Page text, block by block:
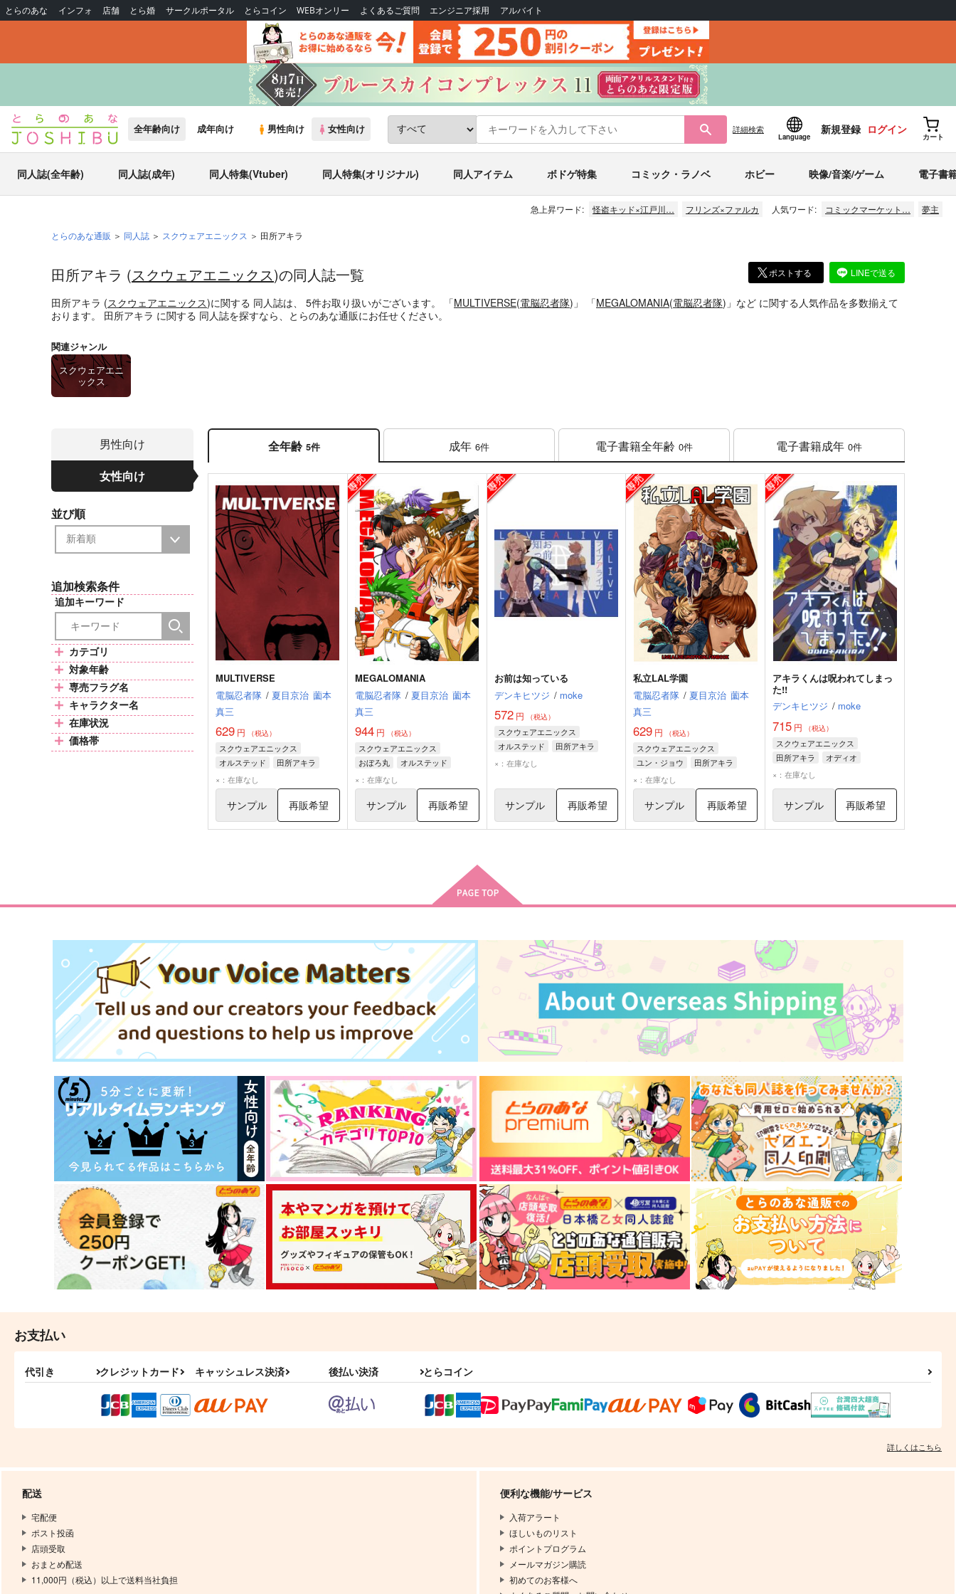
とらのあな インフォ 店舗 とら婚 サークルポータル とらコイン WEBオンリー よくあるご質問 エンジニア採用 アルバイト
全年齢向け 成年向け 男性向け 女性向け 詳細検索
Language
新規登録 ログイン
カート
同人誌(全年齢) 同人誌(成年) 同人特集(Vtuber) 同人特集(オリジナル) 同人アイテム ボドゲ特集 コミック・ラノベ ホビー 映像/音楽/ゲーム 電子書
急上昇ワード: 怪盗キッド×江戸川… フリンズ×ファルカ 人気ワード: コミックマーケット… 夢主
とらのあな通販 同人誌 スクウェアエニックス 田所アキラ
ポストする LINEで送る
田所アキラ (スクウェアエニックス)の同人誌一覧
田所アキラ (スクウェアエニックス)に関する 同人誌は、 5件お取り扱いがございます。 「MULTIVERSE(電脳忍者隊)」 「MEGALOMANIA(電脳忍者隊)」 など に関する人気作品を多数揃えて
おります。 田所アキラ に関する 同人誌を探すなら、とらのあな通販にお任せください。
関連ジャンル
スクウェアエニ
ックス
男性向け
女性向け
並び順
追加検索条件
追加キーワード
カテゴリ
対象年齢
専売フラグ名
キャラクター名
在庫状況
価格帯
全年齢 5件 成年 6件 電子書籍全年齢 0件 電子書籍成年 0件
MULTIVERSE
電脳忍者隊 / 夏目京治 薗本
真三
629 円 （税込）
スクウェアエニックス
オルステッド
田所アキラ
×：在庫なし
サンプル 再販希望
MEGALOMANIA
電脳忍者隊 / 夏目京治 薗本
真三
944円 （税込）
スクウェアエニックス
おぼろ丸
オルステッド
田所アキラ
×：在庫なし
サンプル 再販希望
お前は知っている
デンキヒツジ / moke
572円 （税込）
スクウェアエニックス
オルステッド
田所アキラ
×：在庫なし
サンプル 再販希望
私立LAL学園
電脳忍者隊 / 夏目京治 薗本
真三
629 円 （税込）
スクウェアエニックス
ユン・ジョウ
田所アキラ
オルステッド
×：在庫なし
サンプル 再販希望
アキラくんは呪われてしまっ
た!!
デンキヒツジ / moke
715 円 （税込）
スクウェアエニックス
田所アキラ
オディオ
×：在庫なし
サンプル 再販希望
お支払い
代引き クレジットカード キャッシュレス決済 後払い決済 とらコイン
詳しくはこちら
配送
宅配便
ポスト投函
店頭受取
おまとめ配送
11,000円（税込）以上で送料当社負担
便利な機能/サービス
入荷アラート
ほしいものリスト
ポイントプログラム
メールマガジン購読
初めてのお客様へ